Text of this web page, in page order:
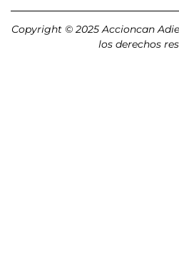
Copyright © 2025 Accioncan
los derechos